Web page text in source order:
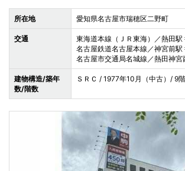
所在地 愛知県名古屋市瑞穂区二野町
交通
東海道本線（ＪＲ東海）／熱田駅
名古屋鉄道名古屋本線／神宮前
名古屋市交通局名城線／熱田神
建物構造/築年
数/階数
ＳＲＣ / 1977年10月（中古）/ 9